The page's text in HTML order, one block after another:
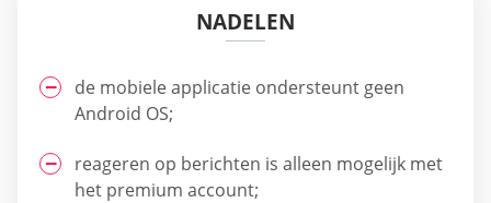
NADELEN
de mobiele applicatie ondersteunt geen
Android OS;
reageren op berichten is alleen mogelijk met
het premium account;